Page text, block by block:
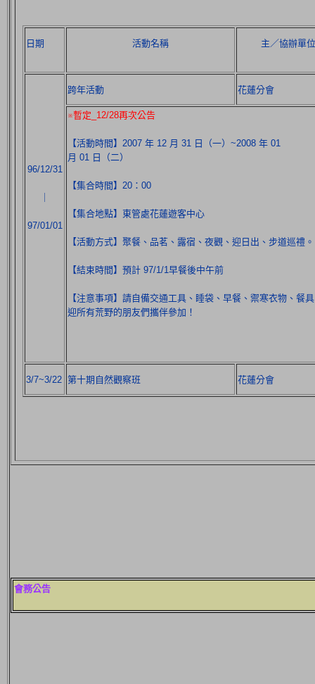
日期 活動名稱 主／協辦單位
96/12/31
97/01/01
跨年活動 花蓮分會
※暫定_12/28再次公告
【活動時間】2007 年 12 月 31 日（一）~2008 年 01
月 01 日（二）
【集合時間】20：00
【集合地點】東管處花蓮遊客中心
【活動方式】聚餐、品茗、露宿、夜觀、迎日出、步道巡禮。
【結束時間】預計 97/1/1早餐後中午前
【注意事項】請自備交通工具、睡袋、早餐、禦寒衣物、餐
迎所有荒野的朋友們攜伴參加！
3/7~3/22 第十期自然觀察班 花蓮分會
會務公告